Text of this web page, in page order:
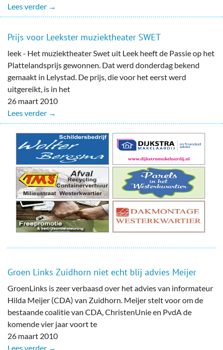
Lees verder →
Prijs voor Leekster muziektheater SWET
leek - Het muziektheater Swet uit Leek heeft de Passie op het
Plattelandsprijs gewonnen. Dat werd donderdag bekend
gemaakt in Lelystad. De prijs, die voor het eerst werd
uitgereikt, is in het
26 maart 2010
Lees verder →
Groen Links Zuidhorn niet echt blij advies Meijer
GroenLinks is zeer verbaasd over het advies van informateur
Hilda Meijer (CDA) van Zuidhorn. Meijer stelt voor om de
bestaande coalitie van CDA, ChristenUnie en PvdA de
komende vier jaar voort te
26 maart 2010
Lees verder →